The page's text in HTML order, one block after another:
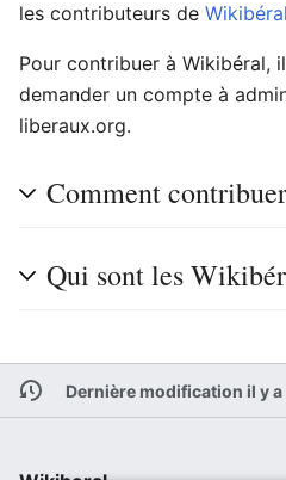
les contributeurs de Wikibéral
Pour contribuer à Wikibéral,
demander un compte à
liberaux.org.
Comment
Qui sont les
Dernière modification il y a